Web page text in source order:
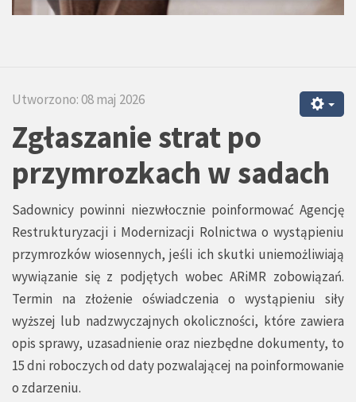
Utworzono: 08 maj 2026
Zgłaszanie strat po
przymrozkach w sadach
Sadownicy powinni niezwłocznie poinformować Agencję
Restrukturyzacji i Modernizacji Rolnictwa o wystąpieniu
przymrozków wiosennych, jeśli ich skutki uniemożliwiają
wywiązanie się z podjętych wobec ARiMR zobowiązań.
Termin na złożenie oświadczenia o wystąpieniu siły
wyższej lub nadzwyczajnych okoliczności, które zawiera
opis sprawy, uzasadnienie oraz niezbędne dokumenty, to
15 dni roboczych od daty pozwalającej na poinformowanie
o zdarzeniu.